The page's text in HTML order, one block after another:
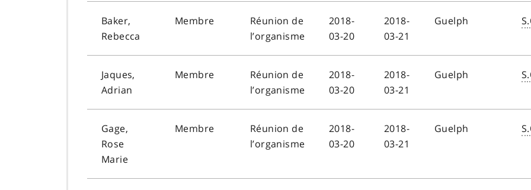
Baker,
Rebecca
Membre
Réunion de
l’organisme
2018-
03-20
2018-
03-21
Guelph
Jaques,
Adrian
Membre
Réunion de
l’organisme
2018-
03-20
2018-
03-21
Guelph
Gage,
Rose
Marie
Membre
Réunion de
l’organisme
2018-
03-20
2018-
03-21
Guelph